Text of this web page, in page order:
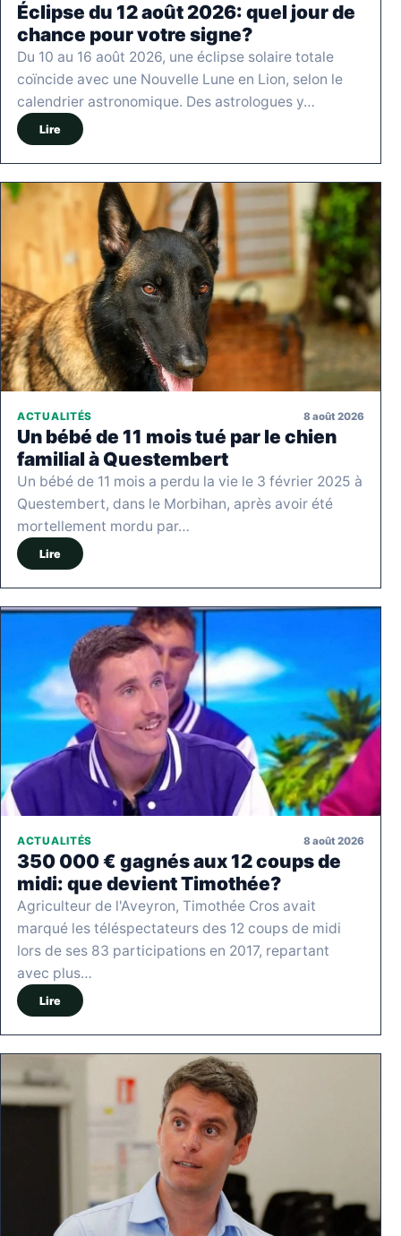
Éclipse du 12 août 2026: quel jour de
chance pour votre signe?
Du 10 au 16 août 2026, une éclipse solaire totale
coïncide avec une Nouvelle Lune en Lion, selon le
calendrier astronomique. Des astrologues y…
Lire
ACTUALITÉS 8 août 2026
Un bébé de 11 mois tué par le chien
familial à Questembert
Un bébé de 11 mois a perdu la vie le 3 février 2025 à
Questembert, dans le Morbihan, après avoir été
mortellement mordu par…
Lire
ACTUALITÉS 8 août 2026
350 000 € gagnés aux 12 coups de
midi: que devient Timothée?
Agriculteur de l'Aveyron, Timothée Cros avait
marqué les téléspectateurs des 12 coups de midi
lors de ses 83 participations en 2017, repartant
avec plus…
Lire